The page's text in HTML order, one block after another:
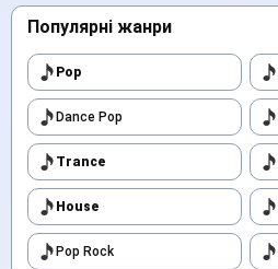
Популярні жанри
Pop
Dance Pop
Trance
House
Pop Rock